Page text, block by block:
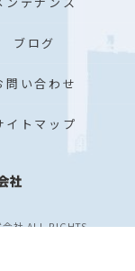
ブログ
問い合わせ
イトマップ
社 ALL RIGHTS